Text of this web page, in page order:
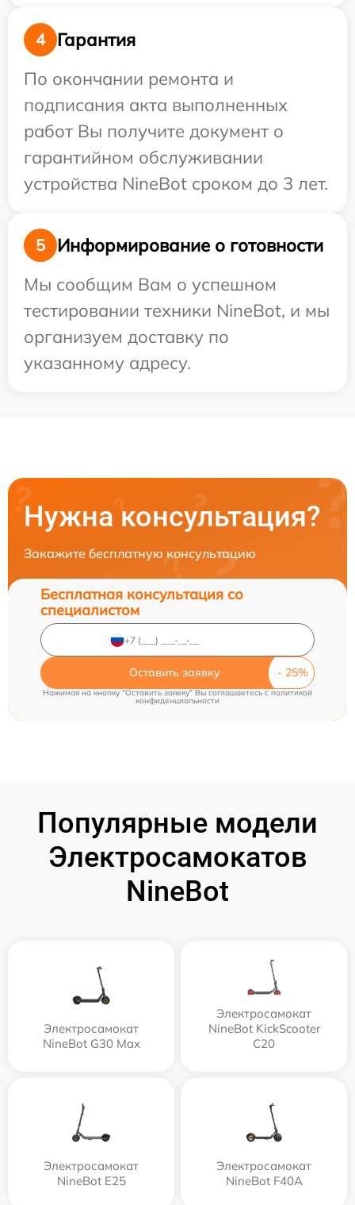
4
Гарантия
По окончании ремонта и
подписания акта выполненных
работ Вы получите документ о
гарантийном обслуживании
устройства NineBot сроком до 3 лет.
5
Информирование о готовности
Мы сообщим Вам о успешном
тестировании техники NineBot, и мы
организуем доставку по
указанному адресу.
Нужна консультация?
Закажите бесплатную консультацию
Бесплатная консультация со
специалистом
Оставить заявку
Нажимая на кнопку "Оставить заявку" Вы соглашаетесь c политикой
конфиденциальности
Популярные модели
Электросамокатов
NineBot
Электросамокат
NineBot G30 Max
Электросамокат
NineBot KickScooter
C20
Электросамокат
NineBot E25
Электросамокат
NineBot F40A